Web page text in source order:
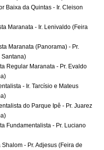
Baixa da Quintas - Ir. Cleison
Maranata - Ir. Lenivaldo (Feira
Maranata (Panorama) - Pr.
Santana)
Regular Maranata - Pr. Evaldo
- Ir. Tarcísio e Mateus
do Parque Ipê - Pr. Juarez
Fundamentalista - Pr. Luciano
- Pr. Adjesus (Feira de